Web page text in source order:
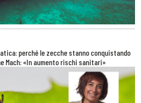
perché le zecche stanno conquistando
Mach: «In aumento rischi sanitari»